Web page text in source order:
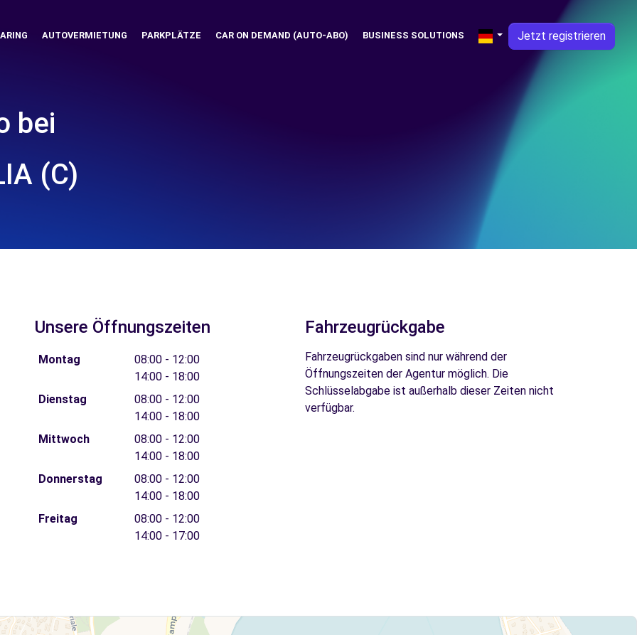
AUTOVERMIETUNG PARKPLÄTZE CAR ON DEMAND (AUTO-ABO) BUSINESS SOLUTIONS Jetzt registrieren
bei
(C)
Unsere Öffnungszeiten
Montag
08:00 - 12:00
14:00 - 18:00
Dienstag
08:00 - 12:00
14:00 - 18:00
Mittwoch
08:00 - 12:00
14:00 - 18:00
Donnerstag
08:00 - 12:00
14:00 - 18:00
Freitag
08:00 - 12:00
14:00 - 17:00
Fahrzeugrückgabe
Fahrzeugrückgaben sind nur während der
Öffnungszeiten der Agentur möglich. Die
Schlüsselabgabe ist außerhalb dieser Zeiten nicht
verfügbar.